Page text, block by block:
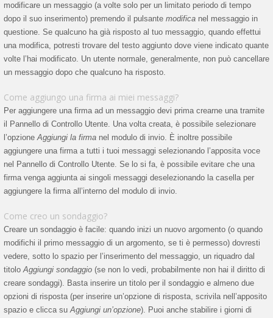
modificare un messaggio (a volte solo per un limitato periodo di tempo
dopo il suo inserimento) premendo il pulsante modifica nel messaggio in
questione. Se qualcuno ha già risposto al tuo messaggio, quando effettui
una modifica, potresti trovare del testo aggiunto dove viene indicato quante
volte l’hai modificato. Un utente normale, generalmente, non può cancellare
un messaggio dopo che qualcuno ha risposto.
Come aggiungo una firma ai miei messaggi?
Per aggiungere una firma ad un messaggio devi prima crearne una tramite
il Pannello di Controllo Utente. Una volta creata, è possibile selezionare
l’opzioneAggiungi la firma nel modulo di invio. È inoltre possibile
aggiungere una firma a tutti i tuoi messaggi selezionando l’apposita voce
nel Pannello di Controllo Utente. Se lo si fa, è possibile evitare che una
firma venga aggiunta ai singoli messaggi deselezionando la casella per
aggiungere la firma all’interno del modulo di invio.
Come creo un sondaggio?
Creare un sondaggio è facile: quando inizi un nuovo argomento (o quando
modifichi il primo messaggio di un argomento, se ti è permesso) dovresti
vedere, sotto lo spazio per l’inserimento del messaggio, un riquadro dal
titoloAggiungi sondaggio (se non lo vedi, probabilmente non hai il diritto di
creare sondaggi). Basta inserire un titolo per il sondaggio e almeno due
opzioni di risposta (per inserire un’opzione di risposta, scrivila nell’apposito
spazio e clicca suAggiungi un’opzione). Puoi anche stabilire i giorni di